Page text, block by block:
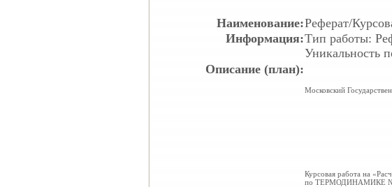
Наименование:Реферат/
Информация:Тип работы:
Уникальность
Описание (план):
Московский
Курсовая работа на
по ТЕРМОДИНАМИКЕ